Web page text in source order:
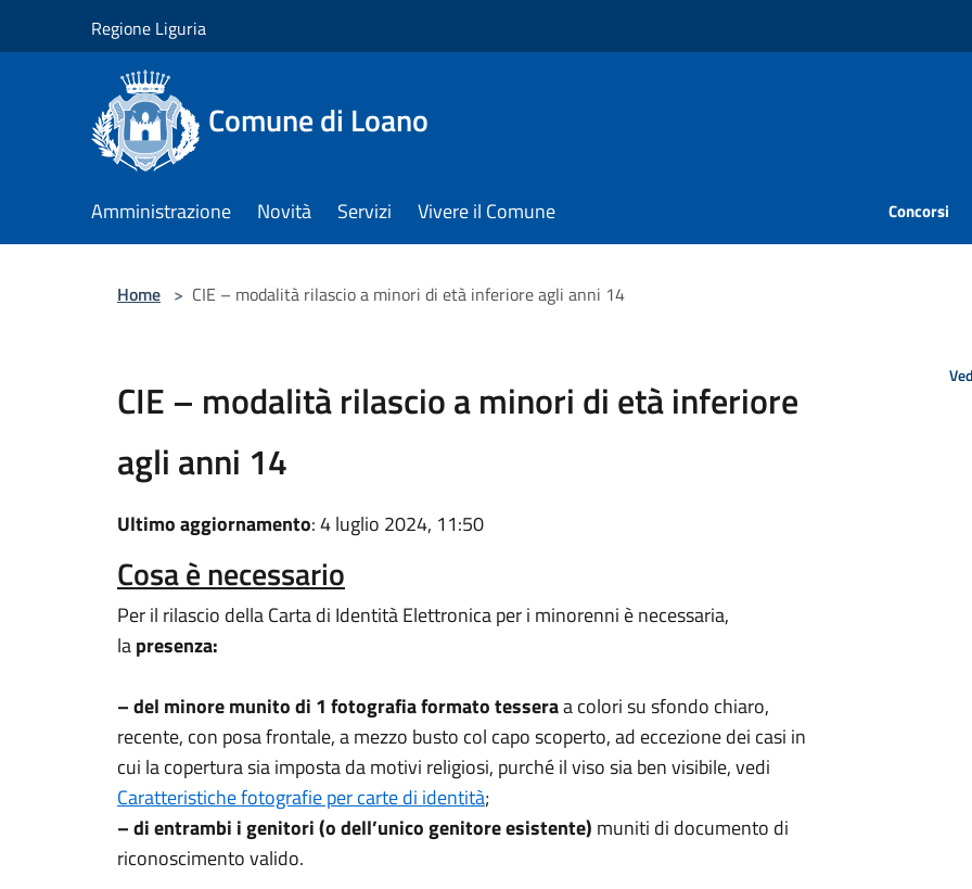
Regione Liguria
Comune di Loano
Amministrazione Novità Servizi Vivere il Comune Concorsi
Home > CIE – modalità rilascio a minori di età inferiore agli anni 14
CIE – modalità rilascio a minori di età inferiore
agli anni 14
Ultimo aggiornamento: 4 luglio 2024, 11:50
Cosa è necessario
Per il rilascio della Carta di Identità Elettronica per i minorenni è necessaria,
lapresenza:
– del minore munito di 1 fotografia formato tesseraa colori su sfondo chiaro,
recente, con posa frontale, a mezzo busto col capo scoperto, ad eccezione dei casi in
cui la copertura sia imposta da motivi religiosi, purché il viso sia ben visibile, vedi
Caratteristiche fotografie per carte di identità;
– di entrambi i genitori (o dell’unico genitore esistente) muniti di documento di
riconoscimento valido.